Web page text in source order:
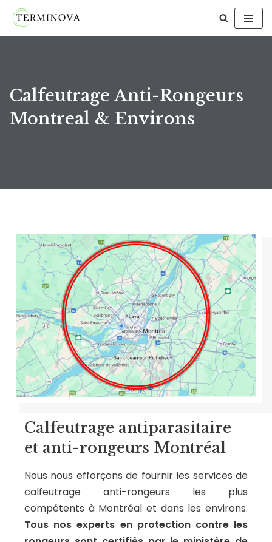
Aller
Calfeutrage Anti-Rongeurs
Montreal & Environs
Calfeutrage antiparasitaire
et anti-rongeurs Montréal
Nous nous efforçons de fournir les services de
calfeutrage anti-rongeurs les plus
compétents à Montréal et dans les environs.
Tous nos experts en protection contre les